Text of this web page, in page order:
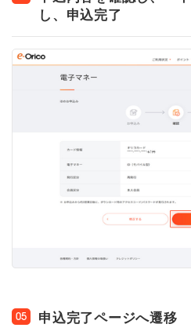
し、申込完了
05 申込完了ページへ遷移